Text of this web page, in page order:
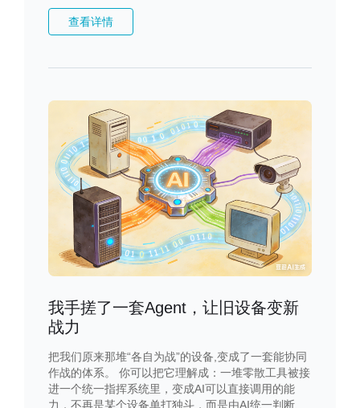
查看详情
我手搓了一套Agent，让旧设备变新
战力
把我们原来那堆“各自为战”的设备,变成了一套能协同
作战的体系。 你可以把它理解成：一堆零散工具被接
进一个统一指挥系统里，变成AI可以直接调用的能
力，不再是某个设备单打独斗，而是由AI统一判断、